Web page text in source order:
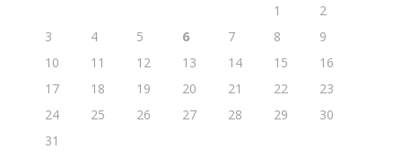
1
2
3
4 5 6 7 8
9
10
11 12 13 14 15
16
17
18 19 20 21 22
23
24
25 26 27 28 29
30
31